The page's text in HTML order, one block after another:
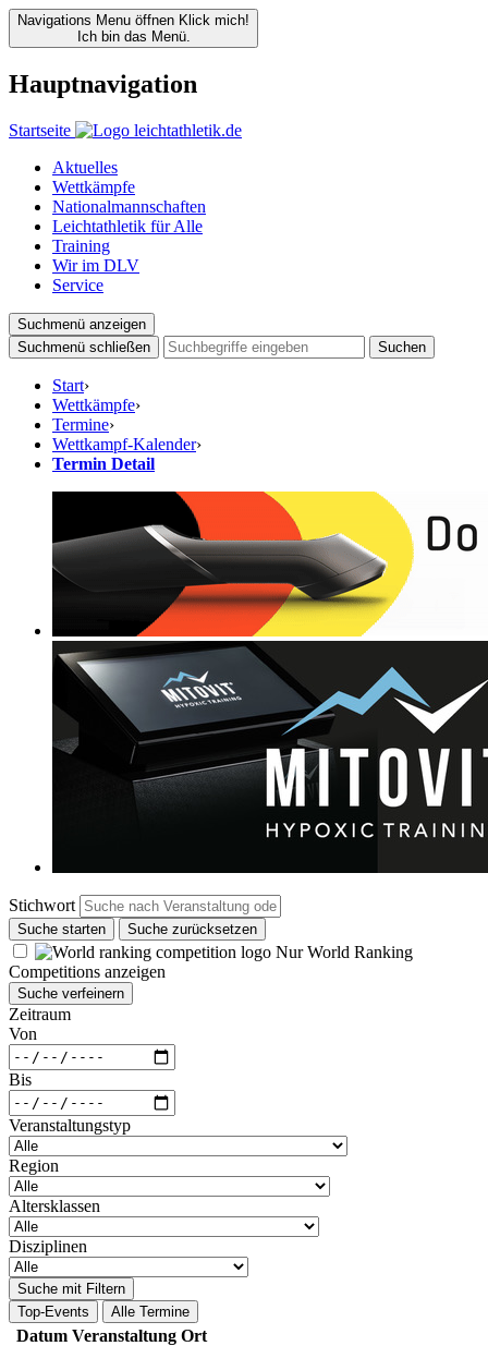
Navigations Menu öffnen Klick mich!
Ich bin das Menü.
Hauptnavigation
Startseite
Aktuelles
Wettkämpfe
Nationalmannschaften
Leichtathletik für Alle
Training
Wir im DLV
Service
Suchmenü anzeigen
Suchmenü schließen
Suchen
Start›
Wettkämpfe›
Termine›
Wettkampf-Kalender›
Termin Detail
Stichwort
Suche starten Suche zurücksetzen
Nur World Ranking
Competitions anzeigen
Suche verfeinern
Zeitraum
Von
Bis
Veranstaltungstyp
Region
Altersklassen
Disziplinen
Suche mit Filtern
Top-Events
Alle Termine
Datum Veranstaltung Ort